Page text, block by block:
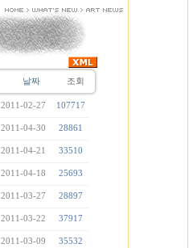
날짜 조회
2011-02-27 107717
2011-04-30 28861
2011-04-21 33510
2011-04-18 25693
2011-03-27 28897
2011-03-22 37917
2011-03-09 35532